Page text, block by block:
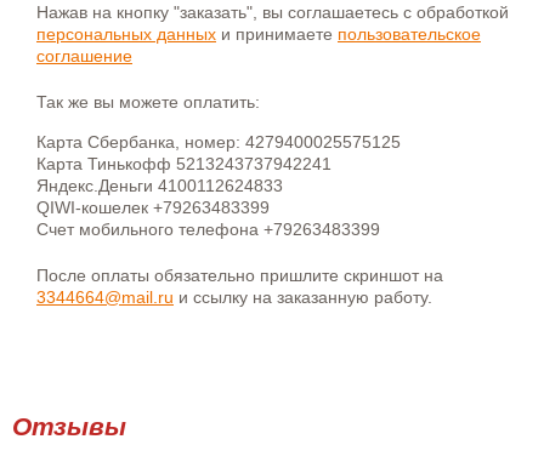
Нажав на кнопку "заказать", вы соглашаетесь с обработкой
персональных данных и принимаете пользовательское
соглашение
Так же вы можете оплатить:
Карта Сбербанка, номер: 4279400025575125
Карта Тинькофф 5213243737942241
Яндекс.Деньги 4100112624833
QIWI-кошелек +79263483399
Счет мобильного телефона +79263483399
После оплаты обязательно пришлите скриншот на
3344664@mail.ru и ссылку на заказанную работу.
Отзывы